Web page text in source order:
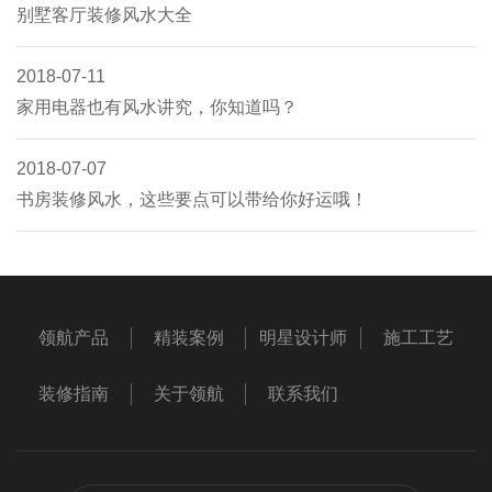
别墅客厅装修风水大全
2018-07-11
家用电器也有风水讲究，你知道吗？
2018-07-07
书房装修风水，这些要点可以带给你好运哦！
领航产品 精装案例 明星设计师 施工工艺
装修指南 关于领航 联系我们